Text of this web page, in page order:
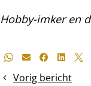
Hobby-imker en
Deel
dit
Whatsapp
E-mailFacebook
X
Vorig bericht